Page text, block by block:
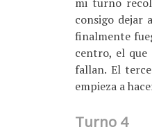
consigo dejar
finalmente
centro, el que
fallan. El
empieza a
Turno 4